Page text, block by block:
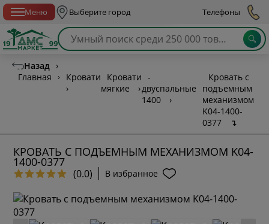
Меню Выберите город Телефоны
Назад ›
Главная
›
Кровати
›
Кровати
мягкие
›
-
двуспальные
1400
›
Кровать с
подъемным
механизмом
K04-1400-
0377
↴
КРОВАТЬ С ПОДЪЕМНЫМ МЕХАНИЗМОМ K04-
1400-0377
(0.0) В избранное